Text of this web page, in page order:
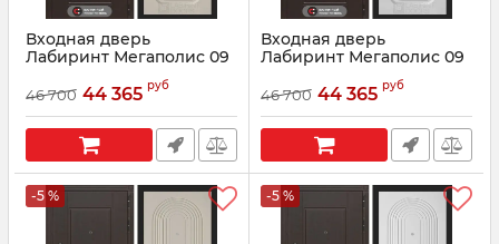
Входная дверь
Лабиринт Мегаполис 09
Артикул: 00501141
46 700 44 365 руб
Входная дверь
Лабиринт Мегаполис 09
Артикул: 36251442
46 700 44 365 руб
-5 % -5 %